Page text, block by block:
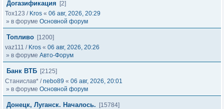
Догазификация
[2]
Tox123 / Kros « 06 авг, 2026, 20:29
» в форуме Основной форум
Топливо [1200]
vaz111 / Kros « 06 авг, 2026, 20:26
» в форуме Авто-Форум
Банк ВТБ [2125]
Станислав* /nebo89 « 06 авг, 2026, 20:01
» в форуме Основной форум
Донецк, Луганск. Началось.
[15784]